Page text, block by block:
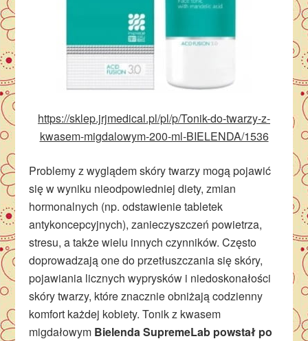
https://sklep.jrjmedical.pl/pl/p/Tonik-do-twarzy-z-
kwasem-migdalowym-200-ml-BIELENDA/1536
Problemy z wyglądem skóry twarzy mogą pojawić
się w wyniku nieodpowiedniej diety, zmian
hormonalnych (np. odstawienie tabletek
antykoncepcyjnych), zanieczyszczeń powietrza,
stresu, a także wielu innych czynników. Często
doprowadzają one do przetłuszczania się skóry,
pojawiania licznych wyprysków i niedoskonałości
skóry twarzy, które znacznie obniżają codzienny
komfort każdej kobiety. Tonik z kwasem
migdałowym Bielenda SupremeLab powstał po